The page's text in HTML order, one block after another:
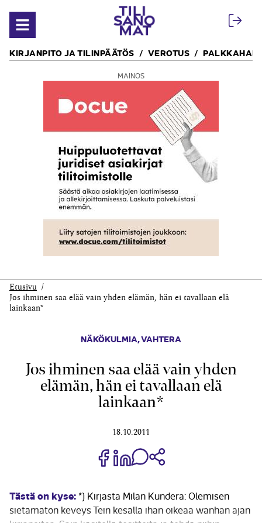
Avaa valikko
KIRJANPITO JA TILINPÄÄTÖS VEROTUS
MAINOS
Etusivu
Jos ihminen saa elää vain yhden elämän, hän ei tavallaan elä
lainkaan*
NÄKÖKULMIA,VAHTERA
Jos ihminen saa elää vain yhden
elämän, hän ei tavallaan elä
lainkaan*
18.10.2011
Jaa Share on Facebook
Jaa Share on LinkedIn
Jaa WhatsApp-viestinä
Tästä on kyse: *) Kirjasta Milan Kundera: Olemisen
sietämätön keveys Tein kesällä ihan oikeaa wanhan ajan